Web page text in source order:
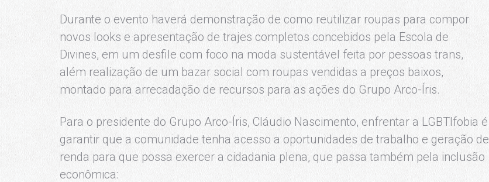
Durante o evento haverá demonstração de como reutilizar roupas para compor
novos looks e apresentação de trajes completos concebidos pela Escola de
Divines, em um desfile com foco na moda sustentável feita por pessoas trans,
além realização de um bazar social com roupas vendidas a preços baixos,
montado para arrecadação de recursos para as ações do Grupo Arco-Íris.
Para o presidente do Grupo Arco-Íris, Cláudio Nascimento, enfrentar a LGBTIfobia é
garantir que a comunidade tenha acesso a oportunidades de trabalho e geração de
renda para que possa exercer a cidadania plena, que passa também pela inclusão
econômica: